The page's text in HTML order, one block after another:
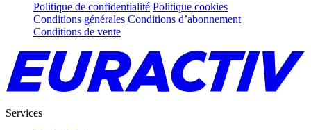
Politique de confidentialité Politique cookies
Conditions générales Conditions d’abonnement
Conditions de vente
Services